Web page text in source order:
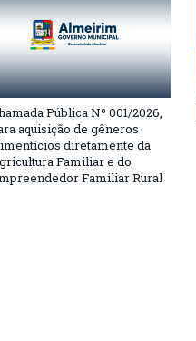
Pública Nº 001/2026,
aquisição de gêneros
diretamente da
Familiar e do
Familiar Rural